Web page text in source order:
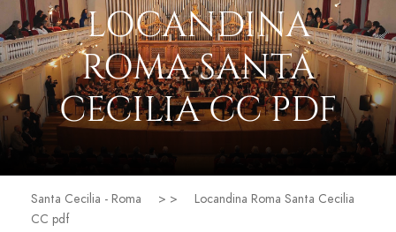
LOCANDINA
ROMA SANTA
CECILIA CC PDF
Santa Cecilia - Roma > >
Locandina Roma Santa Cecilia
CC pdf